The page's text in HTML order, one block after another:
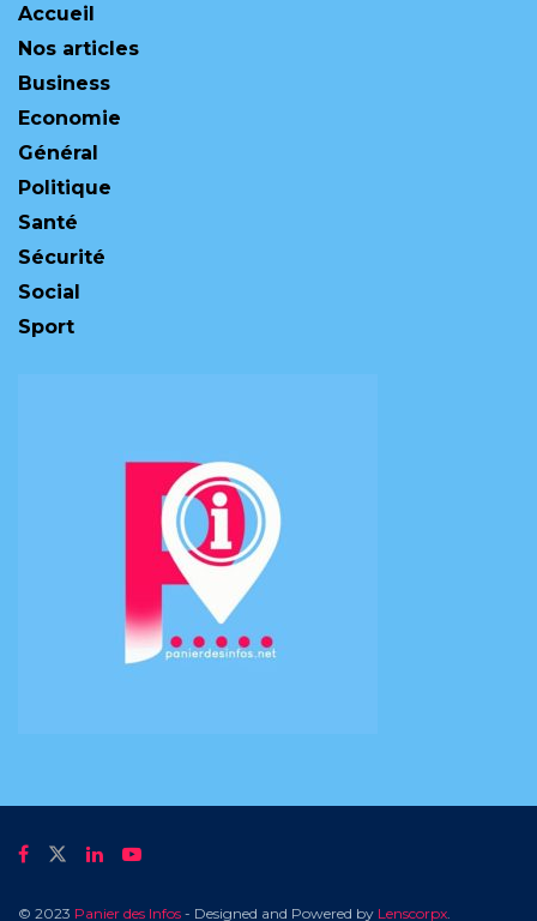
Accueil
Nos articles
Business
Economie
Général
Politique
Santé
Sécurité
Social
Sport
© 2023 Panier des Infos - Designed and Powered by Lenscorpx